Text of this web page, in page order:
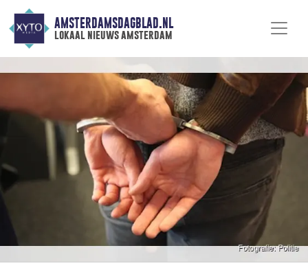
AMSTERDAMSDAGBLAD.NL
lokaal nieuws amsterdam